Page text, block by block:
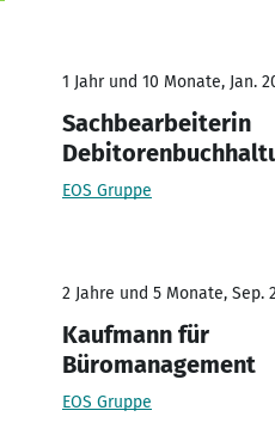
1 Jahr und 10 Monate, Jan.
Sachbearbeiterin
EOS Gruppe
2 Jahre und 5 Monate, Sep.
Kaufmann für
Büromanagement
EOS Gruppe